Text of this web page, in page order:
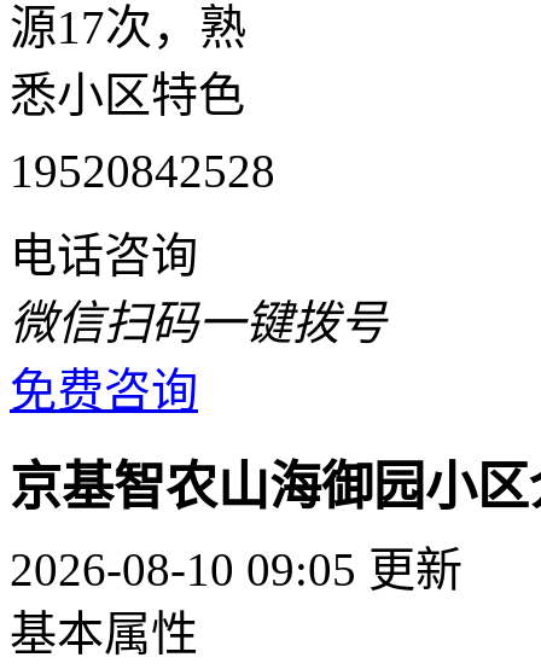
源17次，熟
悉小区特色
19520842528
电话咨询
微信扫码一键拨号
免费咨询
京基智农山海御园小
2026-08-10 09:05 更新
基本属性